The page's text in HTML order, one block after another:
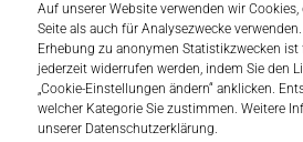
Auf unserer Website verwenden wir
Seite als auch für Analysezwecke
Erhebung zu anonymen Statistikzwecken
jederzeit widerrufen werden, indem Sie den
„Cookie-Einstellungen ändern“ anklicken.
welcher Kategorie Sie zustimmen. Weitere
unserer Datenschutzerklärung.
Lösungen
Aktuelles
Unternehmen
Lithofin FVE
Extra starker Farbvertiefer.
Artikelnummer : 045